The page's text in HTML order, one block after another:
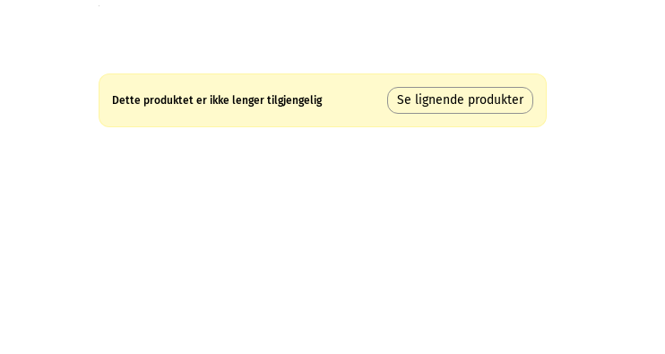
Dette produktet er ikke lenger tilgjengelig Se lignende produkter